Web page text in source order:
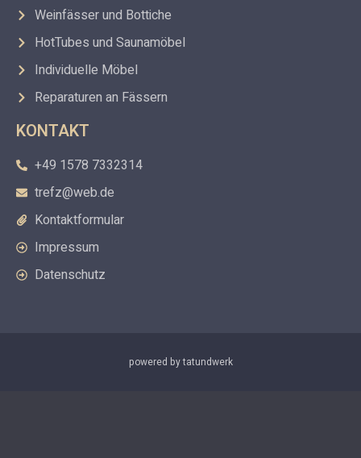
Weinfässer und Bottiche
HotTubes und Saunamöbel
Individuelle Möbel
Reparaturen an Fässern
KONTAKT
+49 1578 7332314
trefz@web.de
Kontaktformular
Impressum
Datenschutz
powered by tatundwerk